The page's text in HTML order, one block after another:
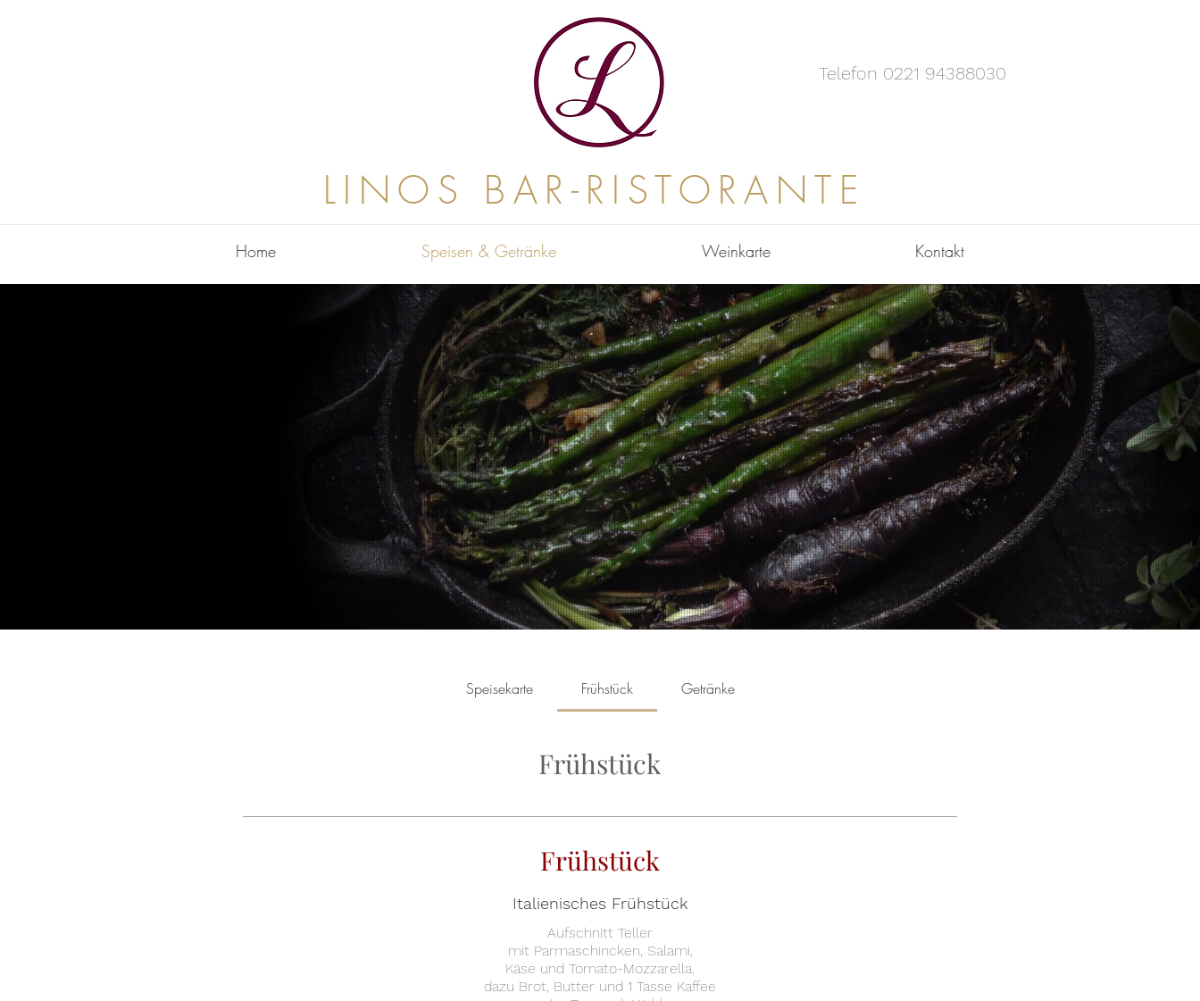
Telefon 0221 94388030
LINOS BAR-RISTORANTE
Home Speisen & Getränke Weinkarte Kontakt
Speisekarte Frühstück Getränke
Frühstück
Frühstück
Italienisches Frühstück
Aufschnitt Teller
mit Parmaschincken, Salami,
Käse und Tomato-Mozzarella.
dazu Brot, Butter und 1 Tasse Kaffee